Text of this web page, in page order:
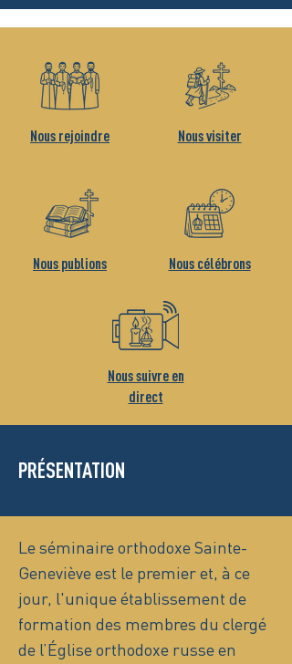
Nous rejoindre
Nous publions
Nous visiter
Nous célébrons
Nous suivre en
direct
PRÉSENTATION
Le séminaire orthodoxe Sainte-
Geneviève est le premier et, à ce
jour, l'unique établissement de
formation des membres du clergé
de l’Église orthodoxe russe en